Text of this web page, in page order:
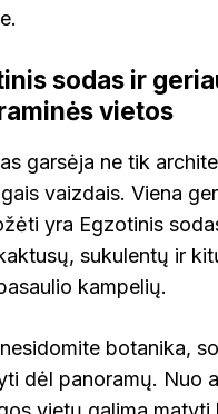
sodas ir
vietos
garsėja ne tik
vaizdais. Viena
yra Egzotinis
sukulentų ir
kampelių.
botanika,
dėl panoramų. Nuo